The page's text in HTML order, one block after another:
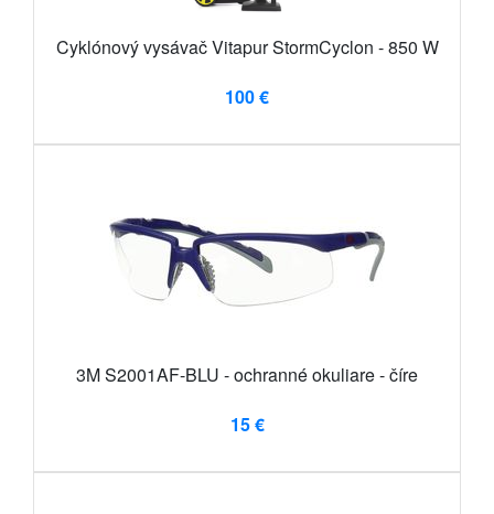
Cyklónový vysávač Vitapur StormCyclon - 850 W
100 €
3M S2001AF-BLU - ochranné okuliare - číre
15 €